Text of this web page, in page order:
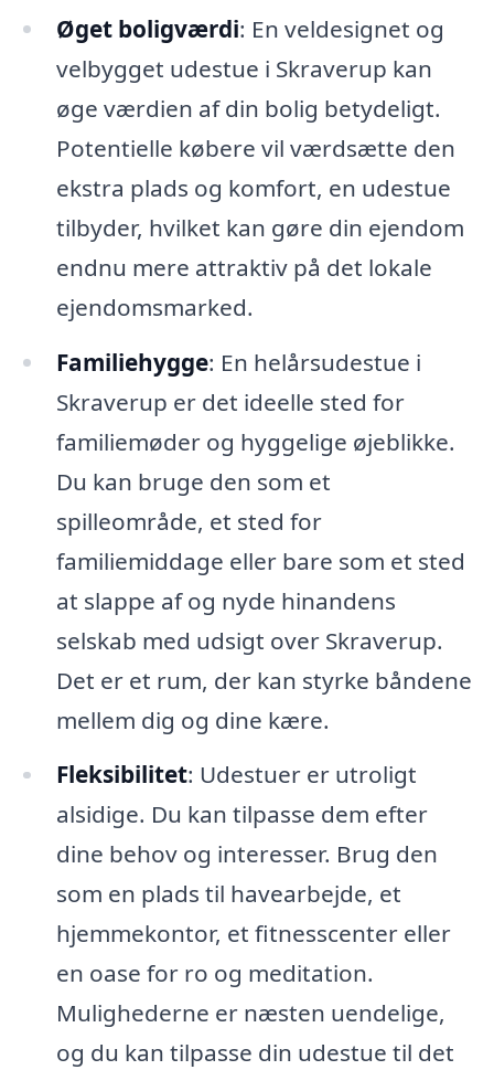
Øget boligværdi: En veldesignet og
velbygget udestue i Skraverup kan
øge værdien af din bolig betydeligt.
Potentielle købere vil værdsætte den
ekstra plads og komfort, en udestue
tilbyder, hvilket kan gøre din ejendom
endnu mere attraktiv på det lokale
ejendomsmarked.
Familiehygge: En helårsudestue i
Skraverup er det ideelle sted for
familiemøder og hyggelige øjeblikke.
Du kan bruge den som et
spilleområde, et sted for
familiemiddage eller bare som et sted
at slappe af og nyde hinandens
selskab med udsigt over Skraverup.
Det er et rum, der kan styrke båndene
mellem dig og dine kære.
Fleksibilitet: Udestuer er utroligt
alsidige. Du kan tilpasse dem efter
dine behov og interesser. Brug den
som en plads til havearbejde, et
hjemmekontor, et fitnesscenter eller
en oase for ro og meditation.
Mulighederne er næsten uendelige,
og du kan tilpasse din udestue til det